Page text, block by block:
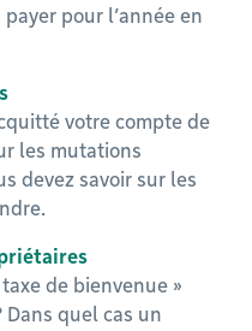
pour l’année en
votre compte de
les mutations
devez savoir sur les
de bienvenue »
Dans quel cas un